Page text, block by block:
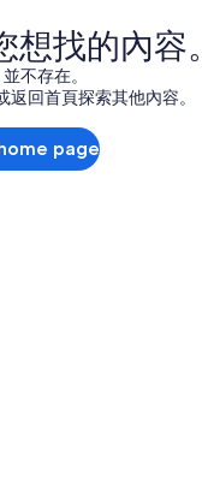
找的內容。
不存在。
回首頁探索其他內容。
page